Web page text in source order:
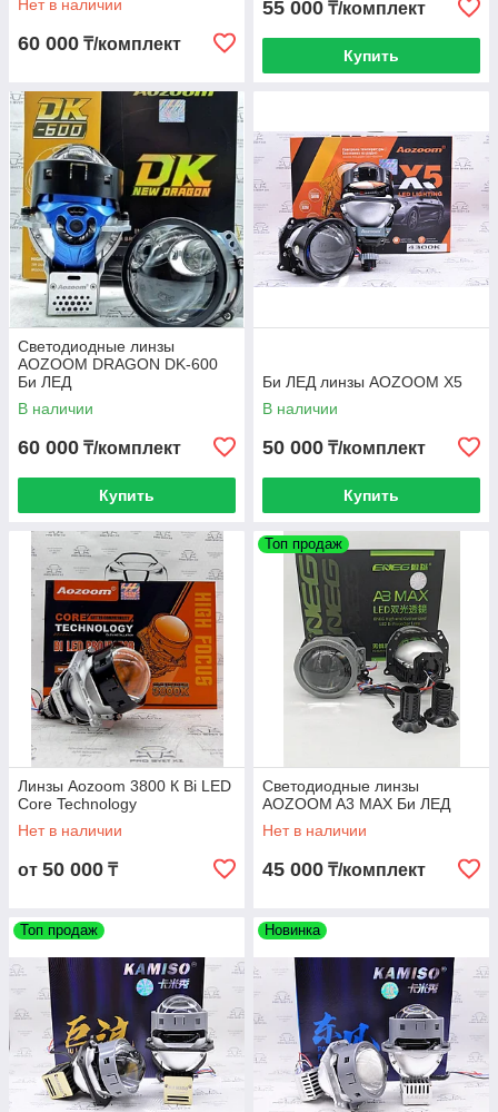
Нет в наличии
60 000 ₸/комплект
55 000 ₸/комплект
Купить
Светодиодные линзы
AOZOOM DRAGON DK-600
Би ЛЕД
В наличии
60 000 ₸/комплект
Купить
Би ЛЕД линзы AOZOOM X5
В наличии
50 000 ₸/комплект
Купить
Линзы Aozoom 3800 К Bi LED
Core Technology
Нет в наличии
от 50 000 ₸
Топ продаж
Светодиодные линзы
AOZOOM A3 MAX Би ЛЕД
Нет в наличии
45 000 ₸/комплект
Топ продаж Новинка